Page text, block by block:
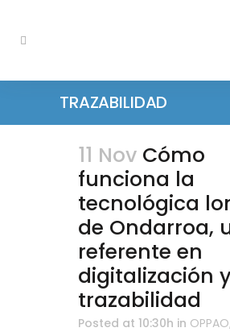
TRAZABILIDAD
11 Nov Cómo
funciona la
tecnológica
de Ondarroa,
referente en
digitalización y
trazabilidad
Posted at 10:30h in OPPAO